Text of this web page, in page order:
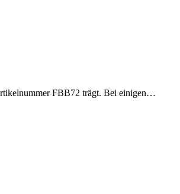
FBB72 trägt. Bei einigen…